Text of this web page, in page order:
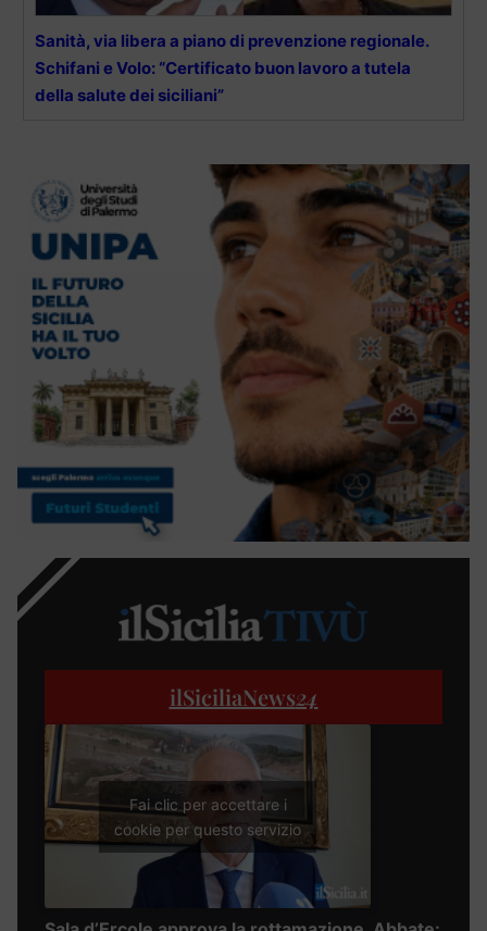
Sanità, via libera a piano di prevenzione regionale.
Schifani e Volo: “Certificato buon lavoro a tutela
della salute dei siciliani”
ilSiciliaNews24
Fai clic per accettare i
cookie per questo servizio